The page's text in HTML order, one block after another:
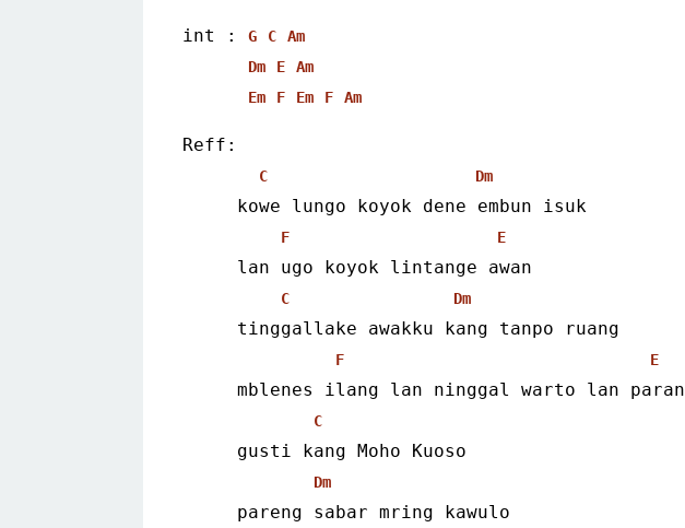
int : G C
Am
Dm
E
Am
Em
F Em F Am
Reff:
C Dm
kowe lungo koyok dene embun isuk
F E
lan ugo koyok lintange awan
C Dm
tinggallake awakku kang tanpo ruang
F E
mblenes ilang lan ninggal warto lan paran
C
gusti kang Moho Kuoso
Dm
pareng sabar mring kawulo